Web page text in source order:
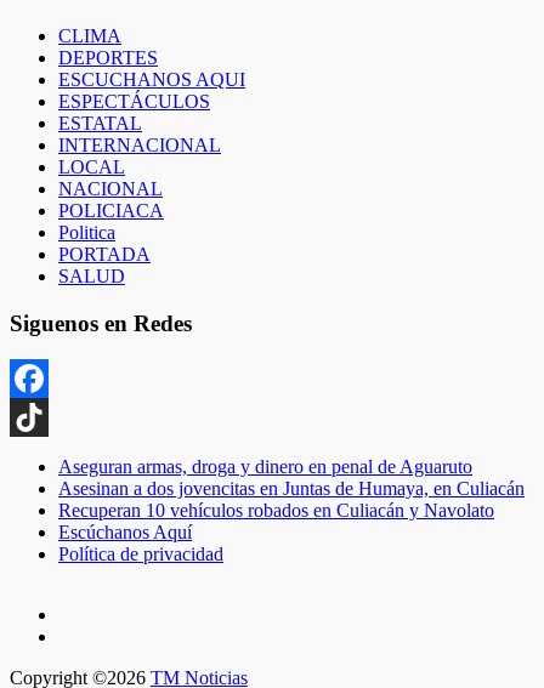
CLIMA
DEPORTES
ESCUCHANOS AQUI
ESPECTÁCULOS
ESTATAL
INTERNACIONAL
LOCAL
NACIONAL
POLICIACA
Politica
PORTADA
SALUD
Siguenos en Redes
Facebook
TikTok
Aseguran armas, droga y dinero en penal de Aguaruto
Asesinan a dos jovencitas en Juntas de Humaya, en Culiacán
Recuperan 10 vehículos robados en Culiacán y Navolato
Escúchanos Aquí
Política de privacidad
Copyright ©2026 TM Noticias